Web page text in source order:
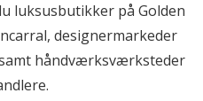
luksusbutikker på Golden
designermarkeder
håndværksværksteder